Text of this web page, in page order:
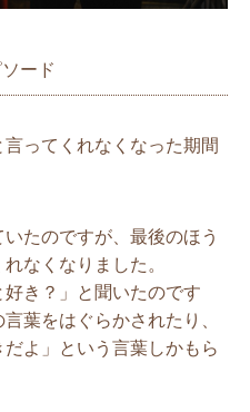
ード
ってくれなくなった期間
たのですが、最後のほう
なくなりました。
き？」と聞いたのです
葉をはぐらかされたり、
よ」という言葉しかもら